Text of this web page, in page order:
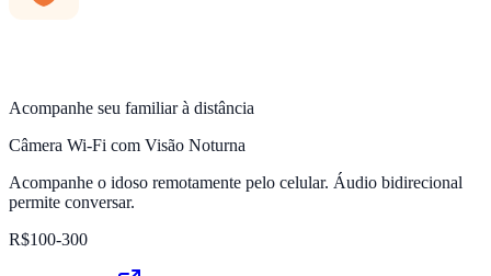
Acompanhe seu familiar à distância
Câmera Wi-Fi com Visão Noturna
Acompanhe o idoso remotamente pelo celular. Áudio bidirecional
permite conversar.
R$100-300